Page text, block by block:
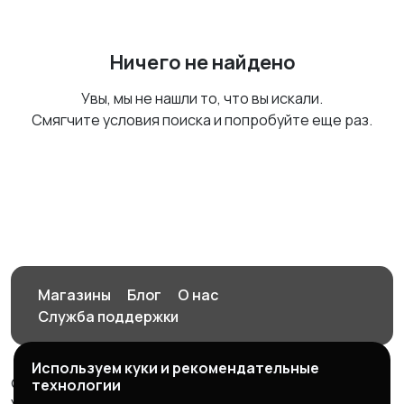
Ничего не найдено
Увы, мы не нашли то, что вы искали.
Смягчите условия поиска и попробуйте еще раз.
Магазины Блог
О нас
Служба поддержки
© 2026 Орен-АЙ - Авто | Недвижимость | Работа |
Используем куки и рекомендательные
технологии